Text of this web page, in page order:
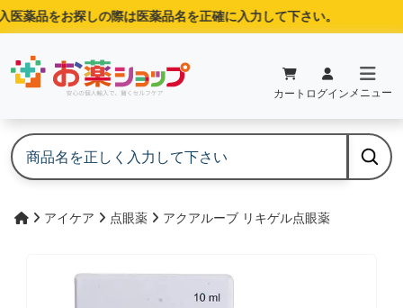
薬品をお探しの際は医薬品名を正確に入力して下さい。
カート ログイン メニュー
アイケア 点眼薬 アクアルーブ リキゲル点眼薬